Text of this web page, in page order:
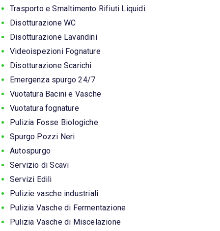
Trasporto e Smaltimento Rifiuti Liquidi
Disotturazione WC
Disotturazione Lavandini
Videoispezioni Fognature
Disotturazione Scarichi
Emergenza spurgo 24/7
Vuotatura Bacini e Vasche
Vuotatura fognature
Pulizia Fosse Biologiche
Spurgo Pozzi Neri
Autospurgo
Servizio di Scavi
Servizi Edili
Pulizie vasche industriali
Pulizia Vasche di Fermentazione
Pulizia Vasche di Miscelazione